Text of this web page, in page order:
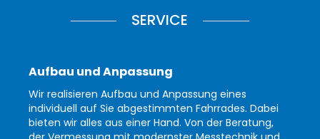
SERVICE
Aufbau und Anpassung
Wir realisieren Aufbau und Anpassung eines
individuell auf Sie abgestimmten Fahrrades. Dabei
bieten wir alles aus einer Hand. Von der Beratung,